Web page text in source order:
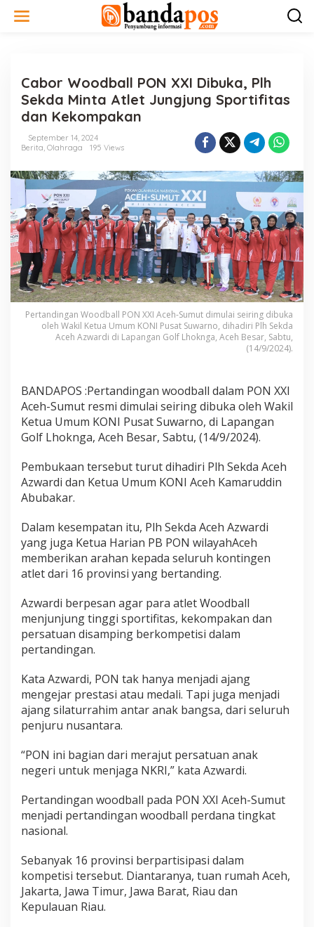
Cabor Woodball PON XXI Dibuka, Plh
Sekda Minta Atlet Jungjung Sportifitas
dan Kekompakan
September 14, 2024
Berita, Olahraga 195 Views
Pertandingan Woodball PON XXI Aceh-Sumut dimulai seiring dibuka
oleh Wakil Ketua Umum KONI Pusat Suwarno, dihadiri Plh Sekda
Aceh Azwardi di Lapangan Golf Lhoknga, Aceh Besar, Sabtu,
(14/9/2024).
BANDAPOS :Pertandingan woodball dalam PON XXI
Aceh-Sumut resmi dimulai seiring dibuka oleh Wakil
Ketua Umum KONI Pusat Suwarno, di Lapangan
Golf Lhoknga, Aceh Besar, Sabtu, (14/9/2024).
Pembukaan tersebut turut dihadiri Plh Sekda Aceh
Azwardi dan Ketua Umum KONI Aceh Kamaruddin
Abubakar.
Dalam kesempatan itu, Plh Sekda Aceh Azwardi
yang juga Ketua Harian PB PON wilayahAceh
memberikan arahan kepada seluruh kontingen
atlet dari 16 provinsi yang bertanding.
Azwardi berpesan agar para atlet Woodball
menjunjung tinggi sportifitas, kekompakan dan
persatuan disamping berkompetisi dalam
pertandingan.
Kata Azwardi, PON tak hanya menjadi ajang
mengejar prestasi atau medali. Tapi juga menjadi
ajang silaturrahim antar anak bangsa, dari seluruh
penjuru nusantara.
“PON ini bagian dari merajut persatuan anak
negeri untuk menjaga NKRI,” kata Azwardi.
Pertandingan woodball pada PON XXI Aceh-Sumut
menjadi pertandingan woodball perdana tingkat
nasional.
Sebanyak 16 provinsi berpartisipasi dalam
kompetisi tersebut. Diantaranya, tuan rumah Aceh,
Jakarta, Jawa Timur, Jawa Barat, Riau dan
Kepulauan Riau.